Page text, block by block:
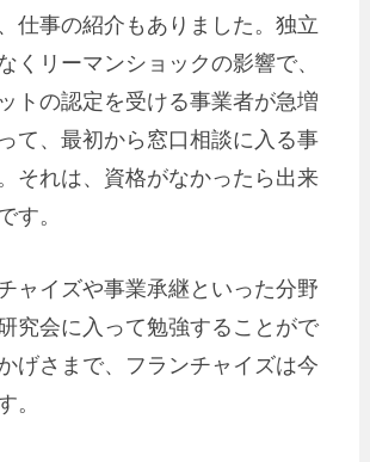
仕事の紹介もありました。独立
くリーマンショックの影響で、
トの認定を受ける事業者が急増
て、最初から窓口相談に入る事
それは、資格がなかったら出来
す。
ャイズや事業承継といった分野
究会に入って勉強することがで
げさまで、フランチャイズは今
。